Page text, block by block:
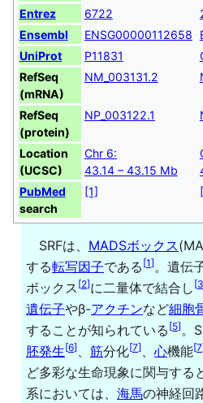
Entrez
6722
Ensembl
ENSG00000112658
UniProt
P11831
RefSeq
(mRNA)
NM_003131.2
RefSeq
(protein)
NP_003122.1
Location
(UCSC)
Chr 6:
43.14 – 43.15 Mb
PubMed
search
[1]
SRFは、 MADSボックス
する転写因子である [1] 。遺伝
ボックス [2]に二量体で結合し [3
遺伝子やβ-アクチンなど細胞
することが知られている [5] 。
胚発生[6] 筋分化[7] 心機能[7
ど多彩な生命現象に関与する
系においては、 海馬の神経回